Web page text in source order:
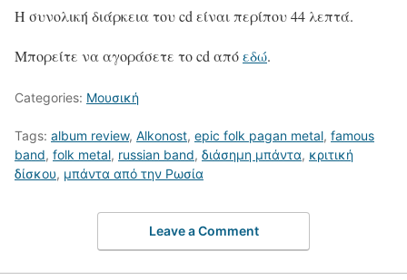
Η συνολική διάρκεια του cd είναι περίπου 44 λεπτά.
Μπορείτε να αγοράσετε το cd απόεδώ.
Categories: Μουσική
Tags: album review, Alkonost, epic folk pagan metal, famous
band, folk metal, russian band, διάσημη μπάντα, κριτική
δίσκου, μπάντα από την Ρωσία
Leave a Comment